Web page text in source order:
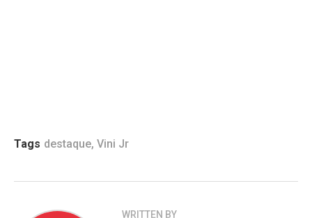
Tags destaque, Vini Jr
WRITTEN BY